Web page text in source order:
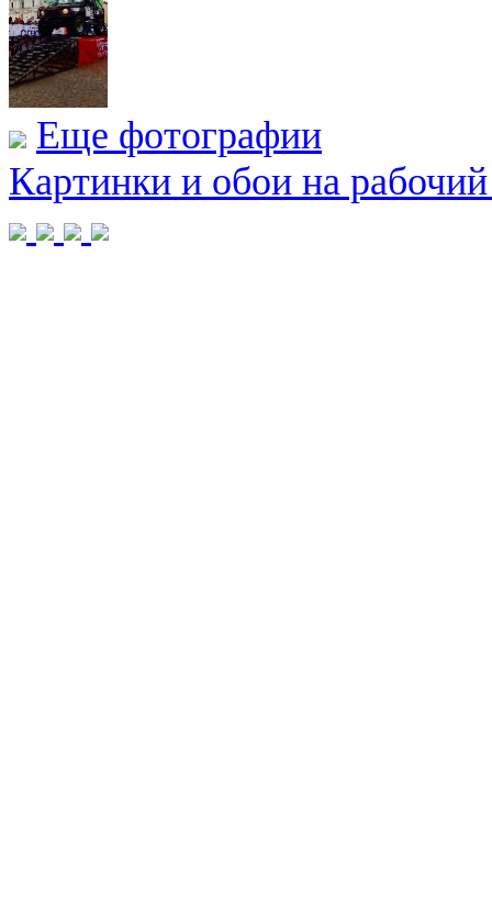
Еще фотографии
Картинки и обои на